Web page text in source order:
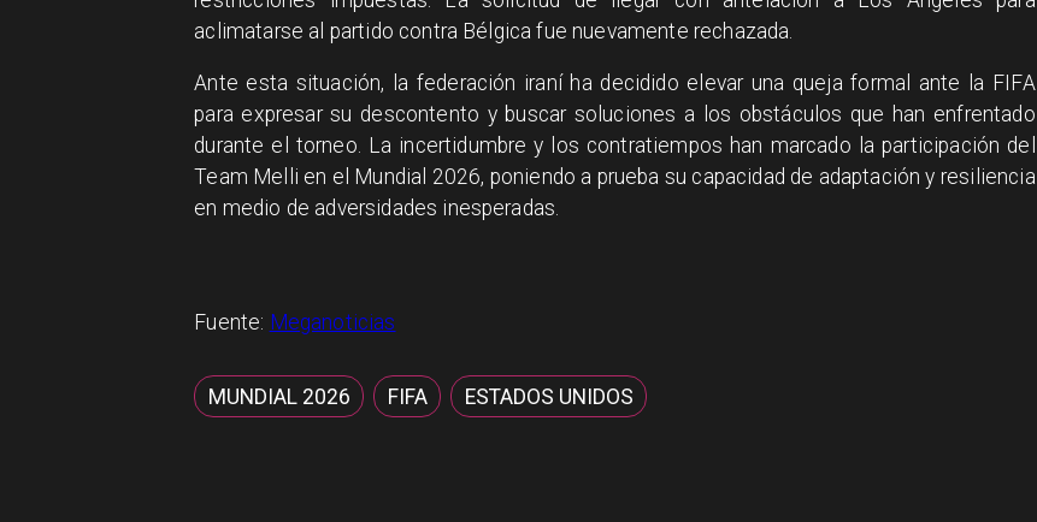
aclimatarse al partido contra Bélgica fue nuevamente rechazada.
Ante esta situación, la federación iraní ha decidido elevar una queja formal ante la FIFA
para expresar su descontento y buscar soluciones a los obstáculos que han enfrentado
durante el torneo. La incertidumbre y los contratiempos han marcado la participación del
Team Melli en el Mundial 2026, poniendo a prueba su capacidad de adaptación y resiliencia
en medio de adversidades inesperadas.
Fuente: Meganoticias
MUNDIAL 2026 FIFA ESTADOS UNIDOS